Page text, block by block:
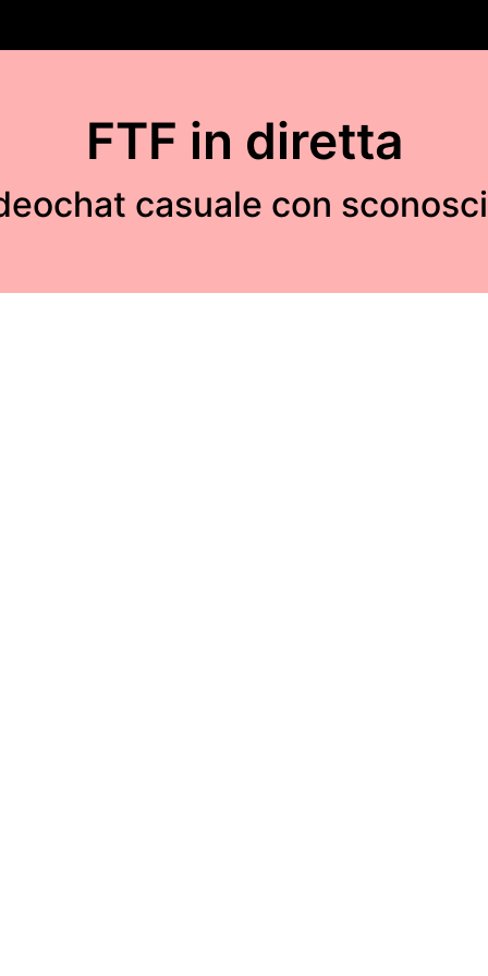
FTF in diretta
casuale con